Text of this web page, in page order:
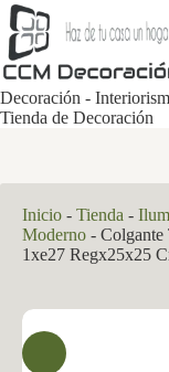
Saltar
al
contenido
Decoración -
Tienda de Decoración
Inicio - Tienda -
Moderno - Colgante
1xe27 Regx25x25